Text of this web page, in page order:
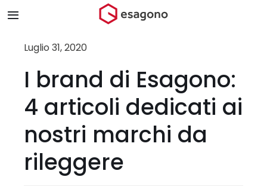
contenuto
Toggle
Navigation
Chi siamo
Luglio 31, 2020
I brand di Esagono:
4 articoli dedicati ai
nostri marchi da
rileggere